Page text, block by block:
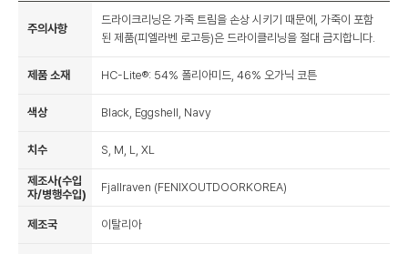
주의사항
드라이크리닝은 가죽 트림을 손상 시키기 때문에, 가죽이 포함
된 제품(피엘라벤 로고등)은 드라이클리닝을 절대 금지합니다.
제품 소재 HC-Lite®: 54% 폴리아미드, 46% 오가닉 코튼
색상 Black, Eggshell, Navy
치수 S, M, L, XL
제조사(수입
자/병행수입)
Fjallraven (FENIXOUTDOORKOREA)
제조국 이탈리아